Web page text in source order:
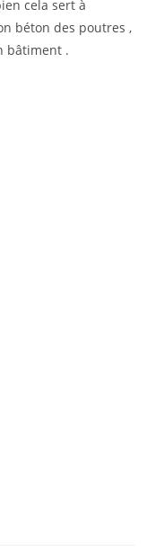
cela sert à
béton des poutres ,
bâtiment .